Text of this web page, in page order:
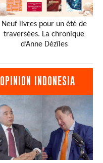
Neuf livres pour un été de
traversées. La chronique
d’Anne Dézîles
OPINION INDONESIA